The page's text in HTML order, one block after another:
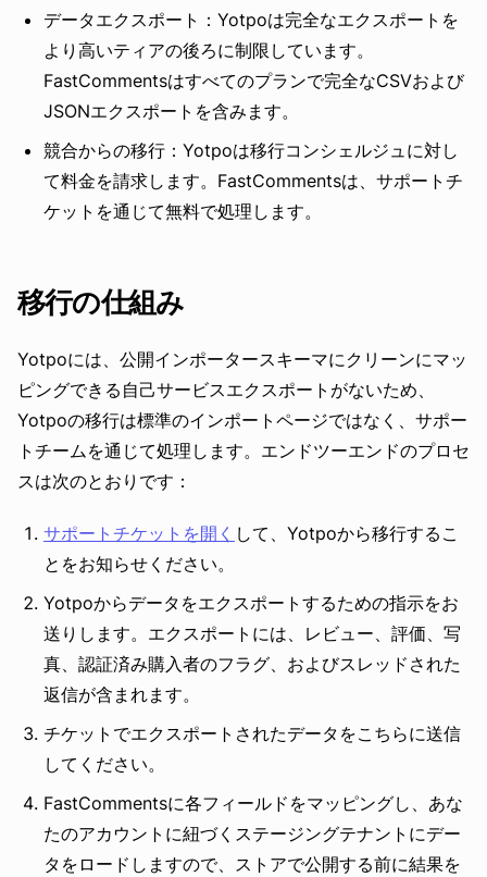
データエクスポート：Yotpoは完全なエクスポートを
より高いティアの後ろに制限しています。
FastCommentsはすべてのプランで完全なCSVおよび
JSONエクスポートを含みます。
競合からの移行：Yotpoは移行コンシェルジュに対し
て料金を請求します。FastCommentsは、サポートチ
ケットを通じて無料で処理します。
移行の仕組み
Yotpoには、公開インポータースキーマにクリーンにマッ
ピングできる自己サービスエクスポートがないため、
Yotpoの移行は標準のインポートページではなく、サポー
トチームを通じて処理します。エンドツーエンドのプロセ
スは次のとおりです：
サポートチケットを開く して、Yotpoから移行するこ
とをお知らせください。
Yotpoからデータをエクスポートするための指示をお
送りします。エクスポートには、レビュー、評価、写
真、認証済み購入者のフラグ、およびスレッドされた
返信が含まれます。
チケットでエクスポートされたデータをこちらに送信
してください。
FastCommentsに各フィールドをマッピングし、あな
たのアカウントに紐づくステージングテナントにデー
タをロードしますので、ストアで公開する前に結果を